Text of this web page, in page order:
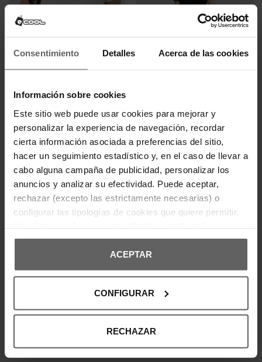
CONFIGURAR
31,92 € 39,90 € -20%
REBAJAS+ REBAJAS+
TOMMY HILFIGER
35,92 € 44,90 € -20%
TOMMY HILFIGER
AZUL MARINO MUJER
27,92 € 34,90 € -20%